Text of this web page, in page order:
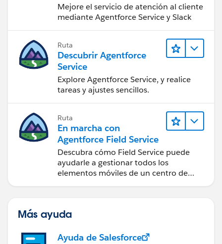
Mejore el servicio de atención al cliente
mediante Agentforce Service y Slack
Ruta
Descubrir Agentforce
Service
Explore Agentforce Service, y realice
tareas y ajustes sencillos.
Ruta
En marcha con
Agentforce Field Service
Descubra cómo Field Service puede
ayudarle a gestionar todos los
elementos móviles de un centro de
Más ayuda
Ayuda de Salesforce